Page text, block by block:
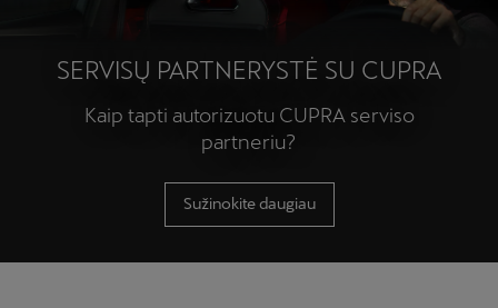
SERVISŲ PARTNERYSTĖ SU CUPRA
Kaip tapti autorizuotu CUPRA serviso
partneriu?
Sužinokite daugiau